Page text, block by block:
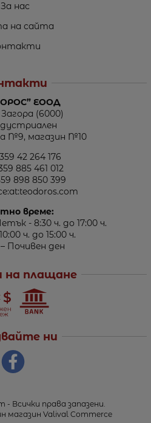
За нас
на сайта
ЕООД
(6000)
№9, магазин №10
42 264 176
885 461 012
898 850 399
време:
- 8:30 ч. до 17:00 ч.
ч. до 15:00 ч.
Почивен ден
на плащане
ни
- Всички права запазени.
магазин Valival Commerce